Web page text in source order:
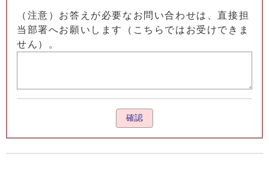
（注意）お答えが必要なお問い合わせは、直接担
当部署へお願いします（こちらではお受けできま
せん）。
確認